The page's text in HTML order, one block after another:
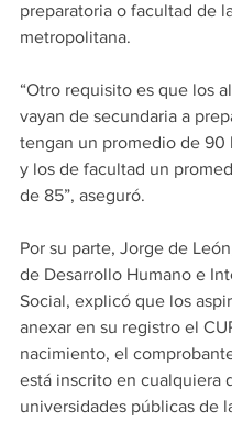
preparatoria o facultad de
metropolitana.
“Otro requisito es que los
vayan de secundaria a
tengan un promedio de 90
y los de facultad un
de 85”, aseguró.
Por su parte, Jorge de
de Desarrollo Humano e
Social, explicó que los
anexar en su registro el
nacimiento, el
está inscrito en cualquiera
universidades públicas de